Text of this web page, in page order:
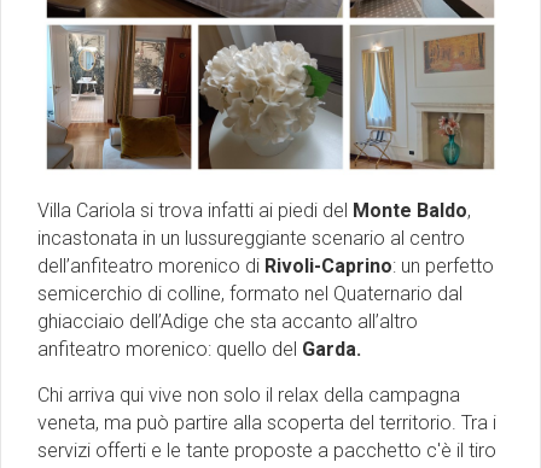
Villa Cariola si trova infatti ai piedi del Monte Baldo,
incastonata in un lussureggiante scenario al centro
dell’anfiteatro morenico di Rivoli-Caprino: un perfetto
semicerchio di colline, formato nel Quaternario dal
ghiacciaio dell’Adige che sta accanto all’altro
anfiteatro morenico: quello del Garda.
Chi arriva qui vive non solo il relax della campagna
veneta, ma può partire alla scoperta del territorio. Tra i
servizi offerti e le tante proposte a pacchetto c'è il tiro